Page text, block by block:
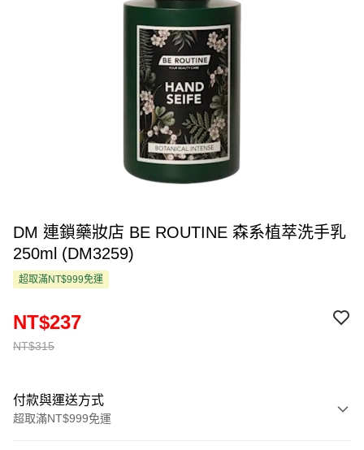
DM 連鎖藥妝店 BE ROUTINE 森系植萃洗手乳
250ml (DM3259)
超取滿NT$999免運
NT$315
NT$237
付款與運送方式
超取滿NT$999免運